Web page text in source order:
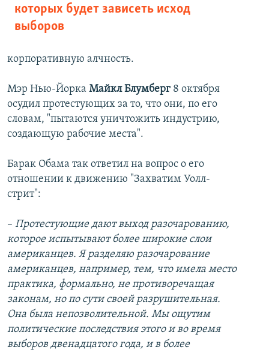
которых будет зависеть исход
выборов
корпоративную алчность.
Мэр Нью-Йорка Майкл Блумберг 8 октября
осудил протестующих за то, что они, по его
словам, "пытаются уничтожить индустрию,
создающую рабочие места".
Барак Обама так ответил на вопрос о его
отношении к движению "Захватим Уолл-
стрит":
– Протестующие дают выход разочарованию,
которое испытывают более широкие слои
американцев. Я разделяю разочарование
американцев, например, тем, что имела место
практика, формально, не противоречащая
законам, но по сути своей разрушительная.
Она была непозволительной. Мы ощутим
политические последствия этого и во время
выборов двенадцатого года, и в более